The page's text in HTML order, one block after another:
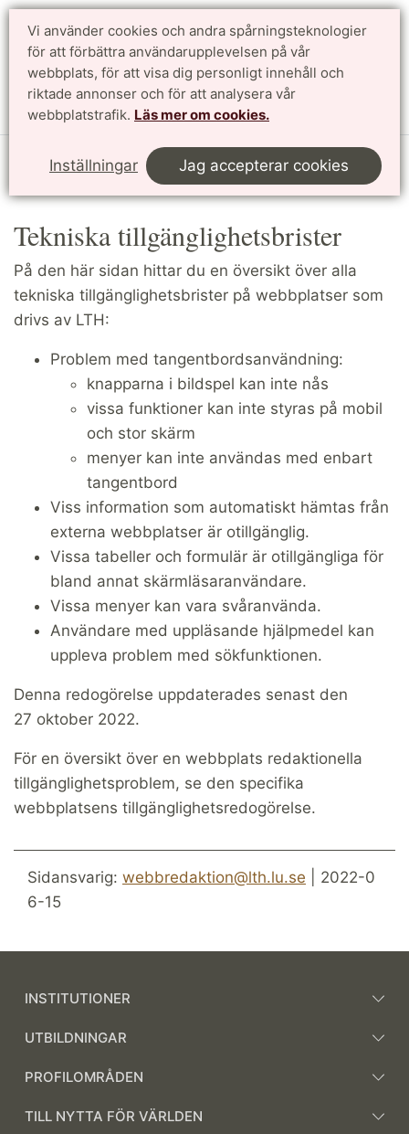
Vi använder cookies och andra spårningsteknologier
för att förbättra användarupplevelsen på vår
webbplats, för att visa dig personligt innehåll och
riktade annonser och för att analysera vår
webbplatstrafik. Läs mer om cookies.
Inställningar Jag accepterar cookies
Sök
Om våra webbplatser
Tekniska tillgänglighetsbrister
Tekniska tillgänglighetsbrister
På den här sidan hittar du en översikt över alla
tekniska tillgänglighetsbrister på webbplatser som
drivs av LTH:
Problem med tangentbordsanvändning:
knapparna i bildspel kan inte nås
vissa funktioner kan inte styras på mobil
och stor skärm
menyer kan inte användas med enbart
tangentbord
Viss information som automatiskt hämtas från
externa webbplatser är otillgänglig.
Vissa tabeller och formulär är otillgängliga för
bland annat skärmläsaranvändare.
Vissa menyer kan vara svåranvända.
Användare med uppläsande hjälpmedel kan
uppleva problem med sökfunktionen.
Denna redogörelse uppdaterades senast den
27 oktober 2022.
För en översikt över en webbplats redaktionella
tillgänglighetsproblem, se den specifika
webbplatsens tillgänglighetsredogörelse.
Sidansvarig: webbredaktion@lth.lu.se | 2022-0
6-15
INSTITUTIONER
UTBILDNINGAR
PROFILOMRÅDEN
TILL NYTTA FÖR VÄRLDEN